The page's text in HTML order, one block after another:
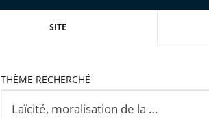
SITE
THÈME RECHERCHÉ